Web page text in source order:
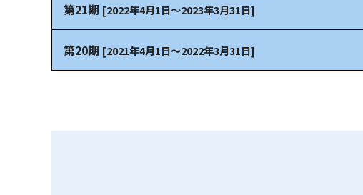
第21期 [2022年4月1日～2023年3月31日]
第20期 [2021年4月1日～2022年3月31日]